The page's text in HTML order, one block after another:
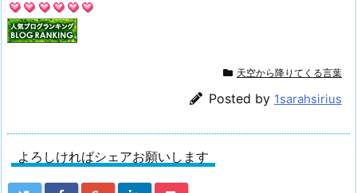
天空から降りてくる言葉
Posted by 1sarahsirius
よろしければシェアお願いします